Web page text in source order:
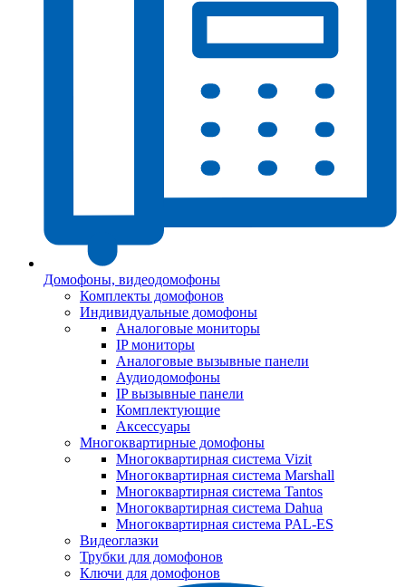
Домофоны, видеодомофоны
Комплекты домофонов
Индивидуальные домофоны
Аналоговые мониторы
IP мониторы
Аналоговые вызывные панели
Аудиодомофоны
IP вызывные панели
Комплектующие
Аксессуары
Многоквартирные домофоны
Многоквартирная система Vizit
Многоквартирная система Marshall
Многоквартирная система Tantos
Многоквартирная система Dahua
Многоквартирная система PAL-ES
Видеоглазки
Трубки для домофонов
Ключи для домофонов